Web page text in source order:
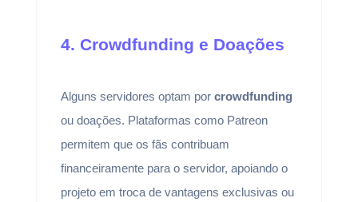
4. Crowdfunding e Doações
Alguns servidores optam por crowdfunding
ou doações. Plataformas como Patreon
permitem que os fãs contribuam
financeiramente para o servidor, apoiando o
projeto em troca de vantagens exclusivas ou